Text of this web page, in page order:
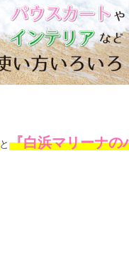
と『白浜マリーナの